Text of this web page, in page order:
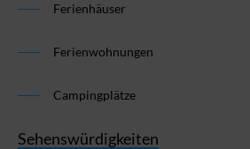
Ferienhäuser
Ferienwohnungen
Campingplätze
Sehenswürdigkeiten